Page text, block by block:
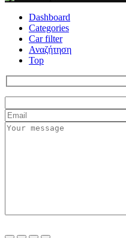
Dashboard
Categories
Car filter
Αναζήτηση
Top